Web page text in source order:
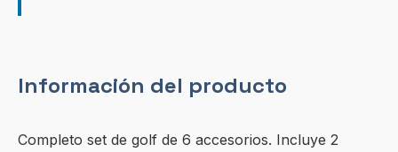
Información del producto
Completo set de golf de 6 accesorios. Incluye 2